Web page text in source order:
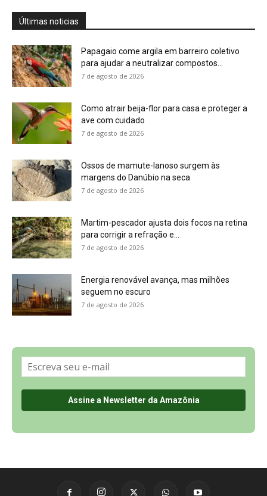
Últimas noticias
Papagaio come argila em barreiro coletivo
para ajudar a neutralizar compostos...
7 de agosto de 2026
Como atrair beija-flor para casa e proteger a
ave com cuidado
7 de agosto de 2026
Ossos de mamute-lanoso surgem às
margens do Danúbio na seca
7 de agosto de 2026
Martim-pescador ajusta dois focos na retina
para corrigir a refração e...
7 de agosto de 2026
Energia renovável avança, mas milhões
seguem no escuro
7 de agosto de 2026